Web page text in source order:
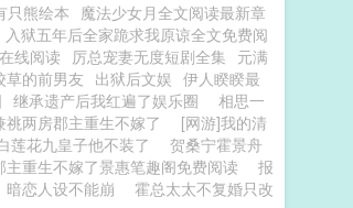
只熊绘本
魔法少女月全文阅读最新章
入狱五年后全家跪求我原谅全文免费阅
线阅读 厉总宠妻无度短剧全集 元满
草的前男友 出狱后文娱 伊人睽睽最
继承遗产后我红遍了娱乐圈
相思一
祧两房郡主重生不嫁了
[网游]我的清
莲花九皇子他不装了
贺桑宁霍景舟
主重生不嫁了景惠笔趣阁免费阅读
报
暗恋人设不能崩
霍总太太不复婚只改